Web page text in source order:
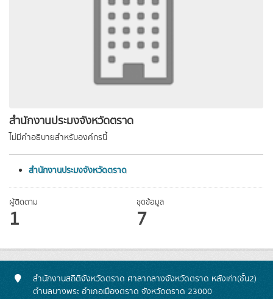
สำนักงานประมงจังหวัดตราด
ไม่มีคำอธิบายสำหรับองค์กรนี้
สำนักงานประมงจังหวัดตราด
ผู้ติดตาม
1
ชุดข้อมูล
7
สำนักงานสถิติจังหวัดตราด ศาลากลางจังหวัดตราด หลังเก่า(ชั้น2)
ตำบลบางพระ อำเภอเมืองตราด จังหวัดตราด 23000